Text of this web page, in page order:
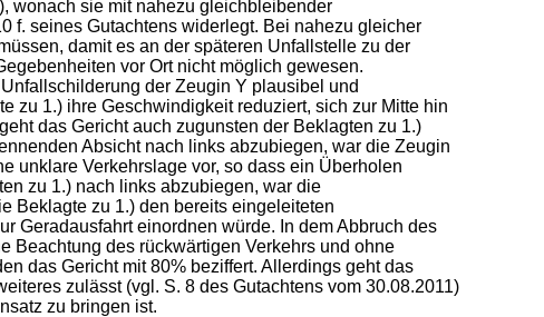
wonach sie mit nahezu gleichbleibender
f. seines Gutachtens widerlegt. Bei nahezu gleicher
damit es an der späteren Unfallstelle zu der
vor Ort nicht möglich gewesen.
der Zeugin Y plausibel und
zu 1.) ihre Geschwindigkeit reduziert, sich zur Mitte hin
das Gericht auch zugunsten der Beklagten zu 1.)
Absicht nach links abzubiegen, war die Zeugin
unklare Verkehrslage vor, so dass ein Überholen
zu 1.) nach links abzubiegen, war die
Beklagte zu 1.) den bereits eingeleiteten
Geradausfahrt einordnen würde. In dem Abbruch des
Beachtung des rückwärtigen Verkehrs und ohne
das Gericht mit 80% beziffert. Allerdings geht das
zulässt (vgl. S. 8 des Gutachtens vom 30.08.2011)
zu bringen ist.